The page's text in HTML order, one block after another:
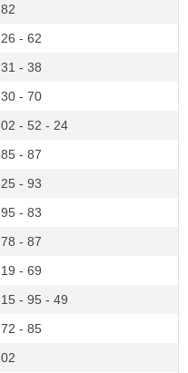
82
26 - 62
31 - 38
30 - 70
02 - 52 - 24
85 - 87
25 - 93
95 - 83
78 - 87
19 - 69
15 - 95 - 49
72 - 85
02